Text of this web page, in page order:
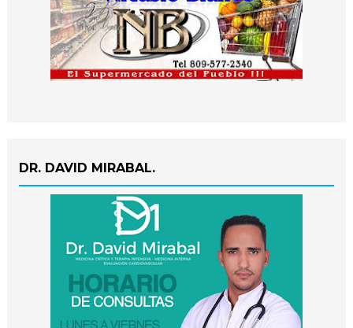
DR. DAVID MIRABAL.